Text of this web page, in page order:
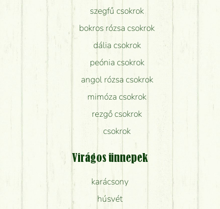
szegfű csokrok
bokros rózsa csokrok
dália csokrok
peónia csokrok
angol rózsa csokrok
mimóza csokrok
rezgő csokrok
csokrok
Virágos ünnepek
karácsony
húsvét